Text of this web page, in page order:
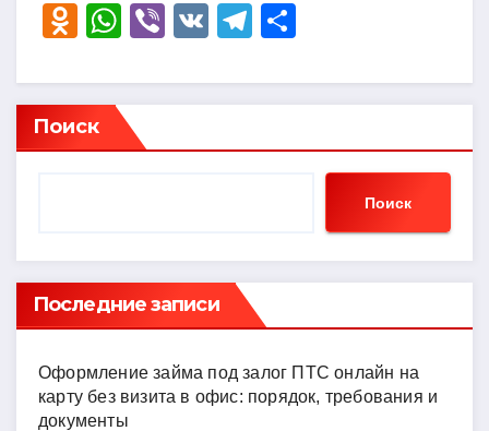
O
n
o
kl
ni
ki
W
at
s
A
Vi
er
V
T
e
a
р
в
ть
Поиск
Поиск
Последние записи
Оформление займа под залог ПТС онлайн на
карту без визита в офис: порядок, требования и
документы